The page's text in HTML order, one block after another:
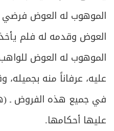
الموهوب له العوض فرضي
العوض وقدمه له فلم
الموهوب له العوض
عليه، عرفاناً منه بجميله،
في جميع هذه الفروض ـ
عليها أحكامها.
346
347 المبحث الثالث ـ في
ص
349 المبحث الرابع ـ في
ص
350 المطلب الأول ـ في
351 المطلب الثاني ـ في